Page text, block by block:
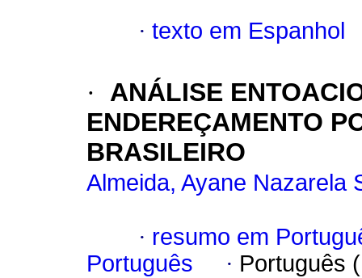
· texto em Espanhol
·
ANÁLISE
ENDEREÇAMENTO
BRASILEIRO
Almeida, Ayane Nazarela
· resumo em
Português
· Português